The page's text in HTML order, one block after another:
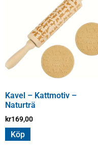
Kavel – Kattmotiv –
Naturträ
kr169,00
Köp